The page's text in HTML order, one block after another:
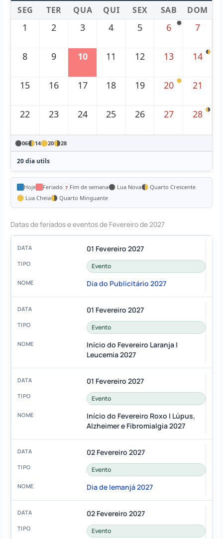
SEG TER QUA QUI SEX SAB DOM
1 2 3 4 5 6 7
8 9 10 11 12 13 14
15 16 17 18 19 20 21
22 23 24 25 26 27 28
06 14 20 28
20 dia utils
Hoje Feriado Fim de semana Lua Nova
Quarto Crescente
Lua Cheia
Quarto Minguante
Datas de feriados e eventos de Fevereiro de 2027
01 Fevereiro 2027
Evento
Dia do Publicitário 2027
01 Fevereiro 2027
Evento
Início do Fevereiro Laranja |
Leucemia 2027
01 Fevereiro 2027
Evento
Início do Fevereiro Roxo | Lúpus,
Alzheimer e Fibromialgia 2027
02 Fevereiro 2027
Evento
Dia de Iemanjá 2027
02 Fevereiro 2027
Evento